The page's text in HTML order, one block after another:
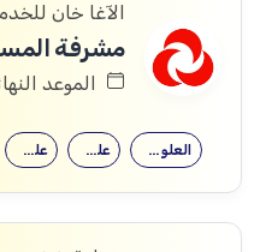
الآغا خان
الموعد النهائي: 16/
علم النفس علم اجتماع العلوم الاجتماعية